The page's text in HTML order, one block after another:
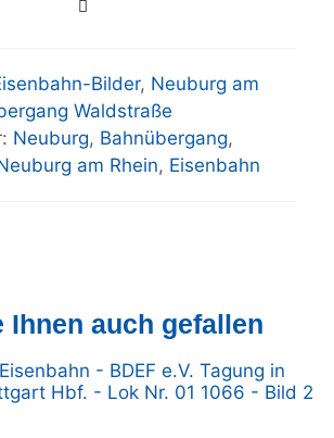
Bilder, Neuburg am
Waldstraße
Neuburg, Bahnübergang,
am Rhein, Eisenbahn
Ihnen auch gefallen